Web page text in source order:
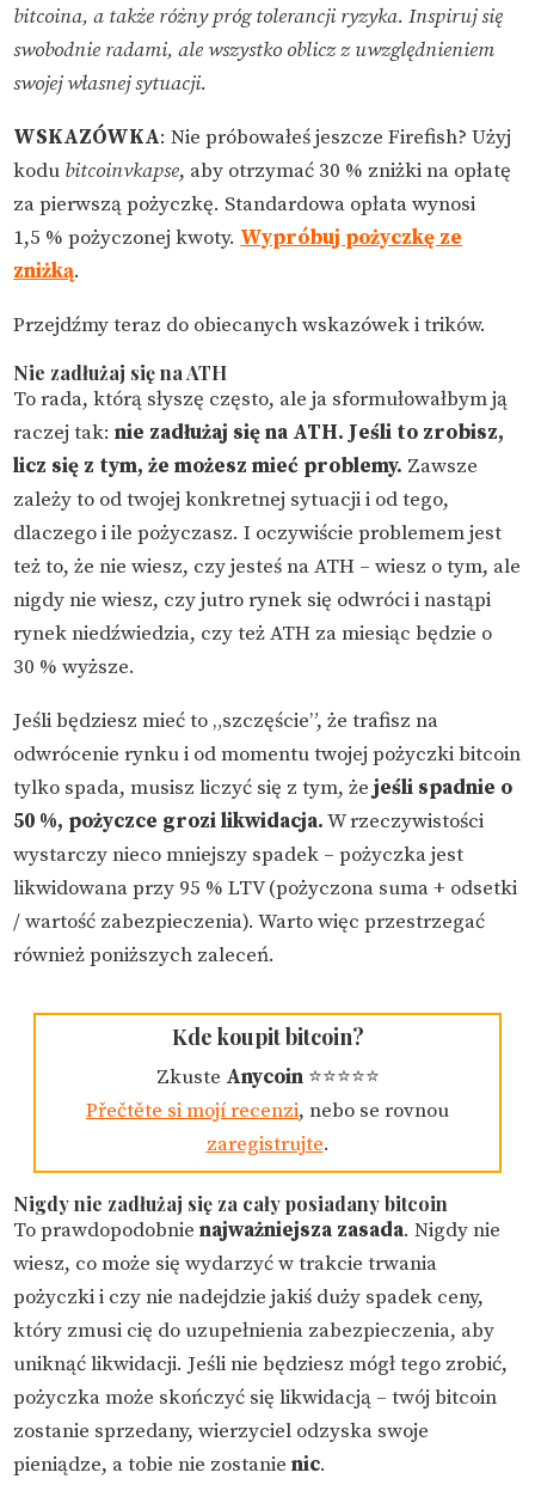
bitcoina, a także różny próg tolerancji ryzyka. Inspiruj się
swobodnie radami, ale wszystko oblicz z uwzględnieniem
swojej własnej sytuacji.
WSKAZÓWKA: Nie próbowałeś jeszcze Firefish? Użyj
kodu bitcoinvkapse, aby otrzymać 30 % zniżki na opłatę
za pierwszą pożyczkę. Standardowa opłata wynosi
1,5 % pożyczonej kwoty. Wypróbuj pożyczkę ze
zniżką.
Przejdźmy teraz do obiecanych wskazówek i trików.
Nie zadłużaj się na ATH
To rada, którą słyszę często, ale ja sformułowałbym ją
raczej tak:nie zadłużaj się na ATH. Jeśli to zrobisz,
licz się z tym, że możesz mieć problemy. Zawsze
zależy to od twojej konkretnej sytuacji i od tego,
dlaczego i ile pożyczasz. I oczywiście problemem jest
też to, że nie wiesz, czy jesteś na ATH – wiesz o tym, ale
nigdy nie wiesz, czy jutro rynek się odwróci i nastąpi
rynek niedźwiedzia, czy też ATH za miesiąc będzie o
30 % wyższe.
Jeśli będziesz mieć to „szczęście”, że trafisz na
odwrócenie rynku i od momentu twojej pożyczki bitcoin
tylko spada, musisz liczyć się z tym, żejeśli spadnie o
50 %, pożyczce grozi likwidacja.W rzeczywistości
wystarczy nieco mniejszy spadek – pożyczka jest
likwidowana przy 95 % LTV (pożyczona suma + odsetki
/ wartość zabezpieczenia). Warto więc przestrzegać
również poniższych zaleceń.
Kde koupit bitcoin?
Zkuste Anycoin⭐️⭐️⭐️⭐️⭐️️
Přečtěte si mojí recenzi, nebo se rovnou
zaregistrujte.
Nigdy nie zadłużaj się za cały posiadany bitcoin
To prawdopodobnienajważniejsza zasada. Nigdy nie
wiesz, co może się wydarzyć w trakcie trwania
pożyczki i czy nie nadejdzie jakiś duży spadek ceny,
który zmusi cię do uzupełnienia zabezpieczenia, aby
uniknąć likwidacji. Jeśli nie będziesz mógł tego zrobić,
pożyczka może skończyć się likwidacją – twój bitcoin
zostanie sprzedany, wierzyciel odzyska swoje
pieniądze, a tobie nie zostanienic.